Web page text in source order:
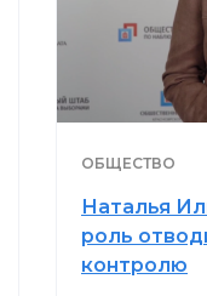
ОБЩЕСТВО
Наталья
роль
контролю